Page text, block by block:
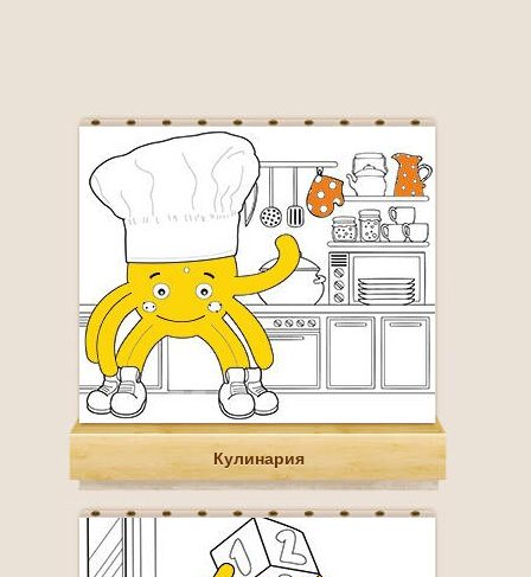
Кулинария